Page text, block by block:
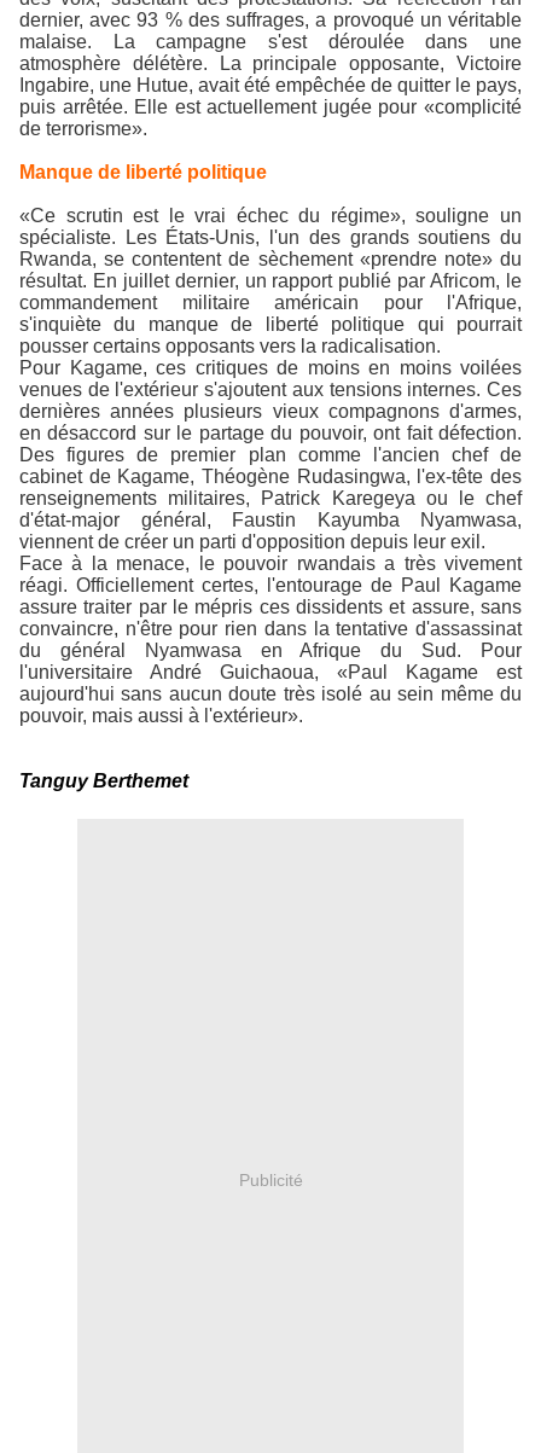
dernier, avec 93 % des suffrages, a provoqué un véritable
malaise. La campagne s'est déroulée dans une
atmosphère délétère. La principale opposante, Victoire
Ingabire, une Hutue, avait été empêchée de quitter le pays,
puis arrêtée. Elle est actuellement jugée pour «complicité
de terrorisme».
Manque de liberté politique
«Ce scrutin est le vrai échec du régime», souligne un
spécialiste. Les États-Unis, l'un des grands soutiens du
Rwanda, se contentent de sèchement «prendre note» du
résultat. En juillet dernier, un rapport publié par Africom, le
commandement militaire américain pour l'Afrique,
s'inquiète du manque de liberté politique qui pourrait
pousser certains opposants vers la radicalisation.
Pour Kagame, ces critiques de moins en moins voilées
venues de l'extérieur s'ajoutent aux tensions internes. Ces
dernières années plusieurs vieux compagnons d'armes,
en désaccord sur le partage du pouvoir, ont fait défection.
Des figures de premier plan comme l'ancien chef de
cabinet de Kagame, Théogène Rudasingwa, l'ex-tête des
renseignements militaires, Patrick Karegeya ou le chef
d'état-major général, Faustin Kayumba Nyamwasa,
viennent de créer un parti d'opposition depuis leur exil.
Face à la menace, le pouvoir rwandais a très vivement
réagi. Officiellement certes, l'entourage de Paul Kagame
assure traiter par le mépris ces dissidents et assure, sans
convaincre, n'être pour rien dans la tentative d'assassinat
du général Nyamwasa en Afrique du Sud. Pour
l'universitaire André Guichaoua, «Paul Kagame est
aujourd'hui sans aucun doute très isolé au sein même du
pouvoir, mais aussi à l'extérieur».
Tanguy Berthemet
Publicité